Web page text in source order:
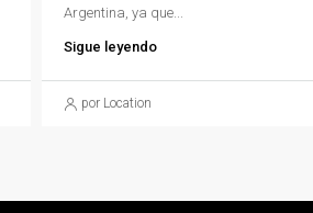
Argentina, ya que...
Sigue leyendo
por Location